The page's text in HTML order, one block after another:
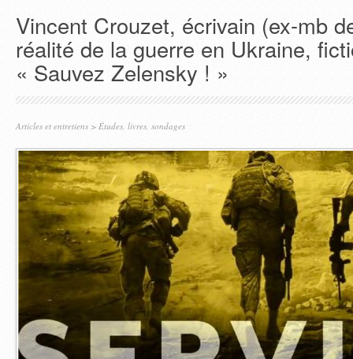
Vincent Crouzet, écrivain (ex-mb
réalité de la guerre en Ukraine,
« Sauvez Zelensky ! »
Articles et entretiens > Études, livres, sondages